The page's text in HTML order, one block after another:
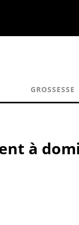
GROSSESSE
à